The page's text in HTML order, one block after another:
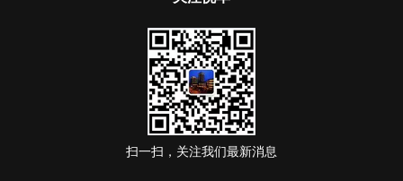
扫一扫，关注我们最新消息